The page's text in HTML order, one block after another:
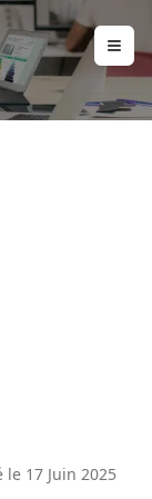
le 17 Juin 2025